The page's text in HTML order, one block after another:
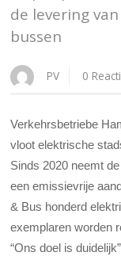
de levering
bussen
PV 0
Verkehrsbetriebe
vloot elektrische
Sinds 2020 neemt
een emissievrije
& Bus honderd
exemplaren worden
“Ons doel is